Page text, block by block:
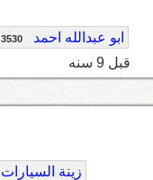
ابو عبدالله احمد 3530
قبل 9 سنه
زينة السيارات